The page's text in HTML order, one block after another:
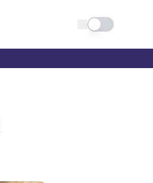
Schimba tema